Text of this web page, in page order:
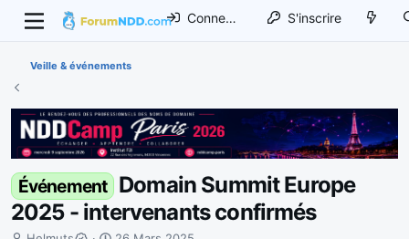
Connexion S'inscrire
Veille & événements
Événement Domain Summit Europe
2025 - intervenants confirmés